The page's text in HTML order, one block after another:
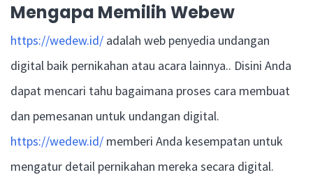
Mengapa Memilih Webew
https://wedew.id/ adalah web penyedia undangan
digital baik pernikahan atau acara lainnya.. Disini Anda
dapat mencari tahu bagaimana proses cara membuat
dan pemesanan untuk undangan digital.
https://wedew.id/ memberi Anda kesempatan untuk
mengatur detail pernikahan mereka secara digital.